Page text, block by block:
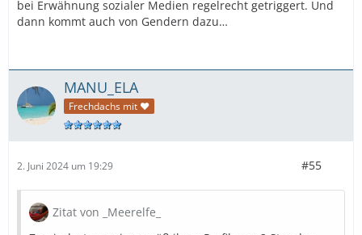
bei Erwähnung sozialer Medien regelrecht getriggert. Und
dann kommt auch von Gendern dazu…
MANU_ELA
Frechdachs mit ❤
2. Juni 2024 um 19:29 #55
Zitat von _Meerelfe_